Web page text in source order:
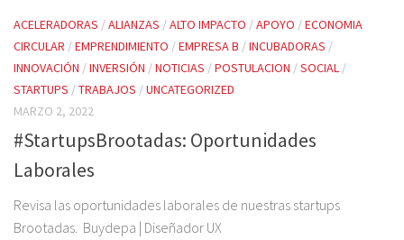
ACELERADORAS /ALIANZAS /ALTO IMPACTO /APOYO /ECONOMIA
CIRCULAR /EMPRENDIMIENTO /EMPRESA B /INCUBADORAS /
INNOVACIÓN /INVERSIÓN /NOTICIAS /POSTULACION /SOCIAL /
STARTUPS /TRABAJOS /UNCATEGORIZED
MARZO 2, 2022
#StartupsBrootadas: Oportunidades
Laborales
Revisa las oportunidades laborales de nuestras startups
Brootadas. Buydepa | Diseñador UX